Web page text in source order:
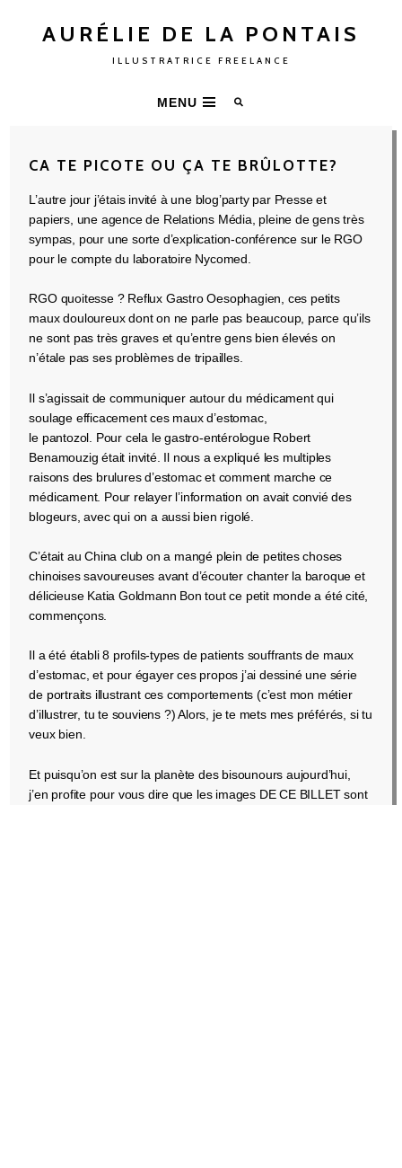
AURÉLIE DE LA PONTAIS
ILLUSTRATRICE FREELANCE
MENU
CA TE PICOTE OU ÇA TE BRÛLOTTE?
L’autre jour j’étais invité à une blog’party par Presse et
papiers, une agence de Relations Média, pleine de gens très
sympas, pour une sorte d’explication-conférence sur le RGO
pour le compte du laboratoire Nycomed.
RGO quoitesse ? Reflux Gastro Oesophagien, ces petits
maux douloureux dont on ne parle pas beaucoup, parce qu’ils
ne sont pas très graves et qu’entre gens bien élevés on
n’étale pas ses problèmes de tripailles.
Il s’agissait de communiquer autour du médicament qui
soulage efficacement ces maux d’estomac,
le pantozol. Pour cela le gastro-entérologue Robert
Benamouzig était invité. Il nous a expliqué les multiples
raisons des brulures d’estomac et comment marche ce
médicament. Pour relayer l’information on avait convié des
blogeurs, avec qui on a aussi bien rigolé.
C’était au China club on a mangé plein de petites choses
chinoises savoureuses avant d’écouter chanter la baroque et
délicieuse Katia Goldmann Bon tout ce petit monde a été cité,
commençons.
Il a été établi 8 profils-types de patients souffrants de maux
d’estomac, et pour égayer ces propos j’ai dessiné une série
de portraits illustrant ces comportements (c’est mon métier
d’illustrer, tu te souviens ?) Alors, je te mets mes préférés, si tu
veux bien.
Et puisqu’on est sur la planète des bisounours aujourd’hui,
j’en profite pour vous dire que les images DE CE BILLET sont